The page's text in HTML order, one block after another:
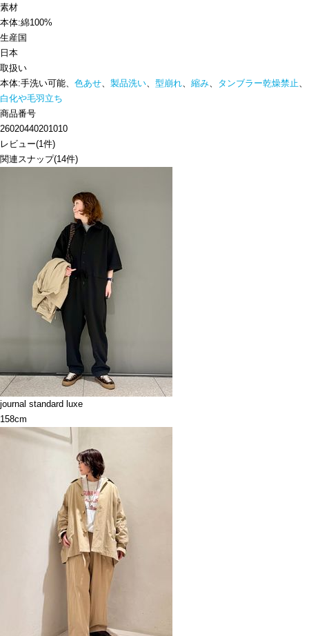
素材
本体:綿100%
生産国
日本
取扱い
本体:手洗い可能、 色あせ、 製品洗い、 型崩れ、 縮み、 タンブラー乾燥禁止、
白化や毛羽立ち
商品番号
26020440201010
レビュー(1件)
関連スナップ(14件)
journal standard luxe
158cm